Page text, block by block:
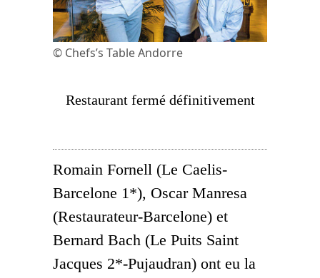
© Chefs’s Table Andorre
Restaurant fermé définitivement
Romain Fornell (Le Caelis-
Barcelone 1*), Oscar Manresa
(Restaurateur-Barcelone) et
Bernard Bach (Le Puits Saint
Jacques 2*-Pujaudran) ont eu la